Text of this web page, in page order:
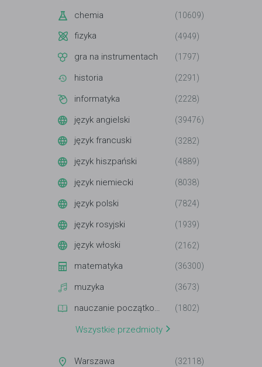
chemia (10609)
fizyka (4949)
gra na instrumentach (1797)
historia (2291)
informatyka (2228)
język angielski (39476)
język francuski (3282)
język hiszpański (4889)
język niemiecki (8038)
język polski (7824)
język rosyjski (1939)
język włoski (2162)
matematyka (36300)
muzyka (3673)
nauczanie początkowe (1802)
Wszystkie przedmioty
Warszawa (32118)